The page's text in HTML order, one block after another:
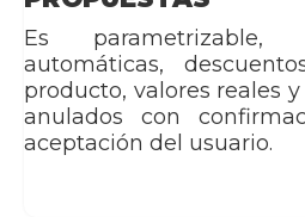
Es parametrizable,
automáticas,
producto, valores reales
anulados con
aceptación del usuario.